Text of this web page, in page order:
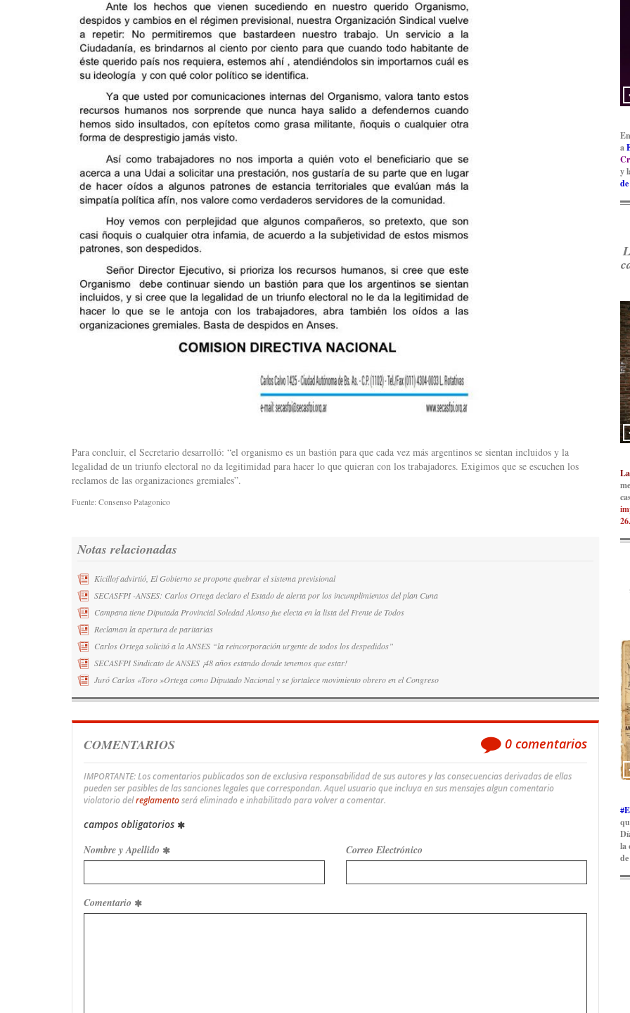
Para concluir, el Secretario desarrolló: “el organismo es un bastión para que cada vez más argentinos se sientan incluidos y la
legalidad de un triunfo electoral no da legitimidad para hacer lo que quieran con los trabajadores. Exigimos que se escuchen los
reclamos de las organizaciones gremiales”.
Fuente: Consenso Patagonico
Notas relacionadas
Kicillof advirtió, El Gobierno se propone quebrar el sistema previsional
SECASFPI -ANSES: Carlos Ortega declaro el Estado de alerta por los incumplimientos del plan Cuna
Campana tiene Diputada Provincial Soledad Alonso fue electa en la lista del Frente de Todos
Reclaman la apertura de paritarias
Carlos Ortega solicitó a la ANSES “la reincorporación urgente de todos los despedidos”
SECASFPI Sindicato de ANSES ¡48 años estando donde tenemos que estar!
Juró Carlos «Toro »Ortega como Diputado Nacional y se fortalece movimiento obrero en el Congreso
COMENTARIOS 0 comentarios
IMPORTANTE: Los comentarios publicados son de exclusiva responsabilidad de sus autores y las consecuencias derivadas de ellas
pueden ser pasibles de las sanciones legales que correspondan. Aquel usuario que incluya en sus mensajes algun comentario
violatorio delreglamentoserá eliminado e inhabilitado para volver a comentar.
campos obligatorios
Nombre y Apellido Correo Electrónico
Comentario
a
y
la